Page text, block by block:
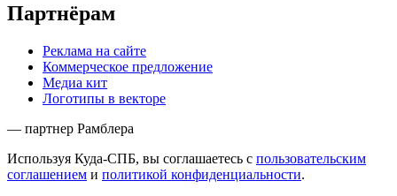
Партнёрам
Реклама на сайте
Коммерческое предложение
Медиа кит
Логотипы в векторе
— партнер Рамблера
Используя Куда-СПБ, вы соглашаетесь с пользовательским
соглашением и политикой конфиденциальности.